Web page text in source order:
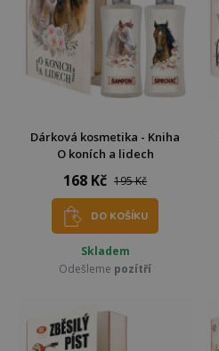
Dárková kosmetika - Kniha
O koních a lidech
168 Kč 195 Kč
DO KOŠÍKU
Skladem
Odešleme pozítří